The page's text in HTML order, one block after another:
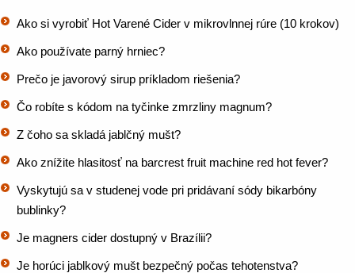
Ako si vyrobiť Hot Varené Cider v mikrovlnnej rúre (10 krokov)
Ako používate parný hrniec?
Prečo je javorový sirup príkladom riešenia?
Čo robíte s kódom na tyčinke zmrzliny magnum?
Z čoho sa skladá jablčný mušt?
Ako znížite hlasitosť na barcrest fruit machine red hot fever?
Vyskytujú sa v studenej vode pri pridávaní sódy bikarbóny
bublinky?
Je magners cider dostupný v Brazílii?
Je horúci jablkový mušt bezpečný počas tehotenstva?